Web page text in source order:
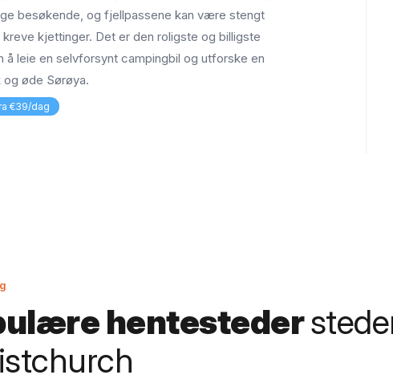
besøkende, og fjellpassene kan være stengt
kreve kjettinger. Det er den roligste og billigste
å leie en selvforsynt campingbil og utforske en
og øde Sørøya.
€39/dag
hentesteder